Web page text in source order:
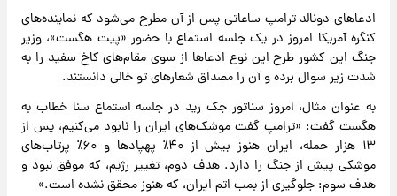
ادعاهای دونالد ترامپ ساعاتی پس از آن مطرح می‌شود که نماینده‌های
کنگره آمریکا امروز در یک جلسه استماع با حضور «پیت هگست»، وزیر
جنگ این کشور طرح این نوع ادعاها از سوی مقام‌های کاخ سفید را به
شدت زیر سوال برده و آن را مصداق شعارهای تو خالی دانستند.
به عنوان مثال، امروز سناتور جک رید در جلسه استماع سنا خطاب به
هگست گفت: «ترامپ گفت موشک‌های ایران را نابود می‌کنیم، پس از
۱۳ هزار حمله، ایران هنوز بیش از ۴۰٪ پهپادها و ۶۰٪ پرتاب‌های
موشکی پیش از جنگ را دارد. هدف دوم، تغییر رژیم، که موفق نبود و
هدف سوم: جلوگیری از بمب اتم ایران، که هنوز محقق نشده است.»